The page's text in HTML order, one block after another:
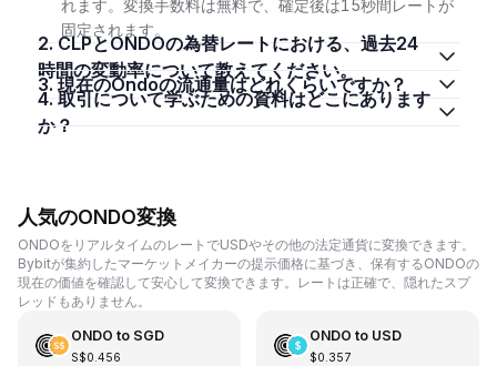
れます。変換手数料は無料で、確定後は15秒間レートが
固定されます。
2. CLPとONDOの為替レートにおける、過去24
時間の変動率について教えてください。
3. 現在のOndoの流通量はどれくらいですか？
4. 取引について学ぶための資料はどこにあります
か？
人気のONDO変換
ONDOをリアルタイムのレートでUSDやその他の法定通貨に変換できます。
Bybitが集約したマーケットメイカーの提示価格に基づき、保有するONDOの
現在の価値を確認して安心して変換できます。レートは正確で、隠れたスプ
レッドもありません。
ONDO to SGD
S$0.456
ONDO to USD
$0.357